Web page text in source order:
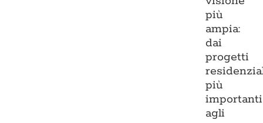
più
ampia:
dai
progetti
più
importanti
agli